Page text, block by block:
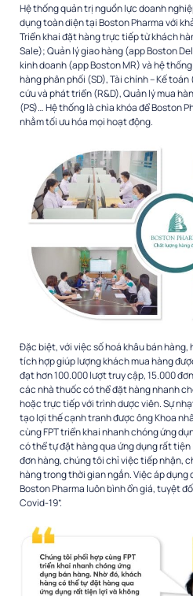
Hệ thống quản trị nguồn lực doanh
dụng toàn diện tại Boston Pharma với
Triển khai đặt hàng trực tiếp từ khách
Sale); Quản lý giao hàng (app Boston
kinh doanh (app Boston MR) và hệ
hàng phân phối (SD), Tài chính – Kế
cứu và phát triển (R&D), Quản lý mua
(PS)… Hệ thống là chìa khóa để Boston
nhằm tối ưu hóa mọi hoạt động.
Đặc biệt, với việc số hoá khâu bán hàng,
tích hợp giúp lượng khách mua hàng
đạt hơn 100.000 lượt truy cập, 15.000
các nhà thuốc có thể đặt hàng nhanh
hoặc trực tiếp với trình dược viên. Sự
tạo lợi thế cạnh tranh được ông Khoa
cùng FPT triển khai nhanh chóng ứng
có thể tự đặt hàng qua ứng dụng rất
đơn hàng, chúng tôi chỉ việc tiếp nhận,
hàng trong thời gian ngắn. Việc áp
Boston Pharma luôn bình ổn giá, tuyệt
Covid-19”.